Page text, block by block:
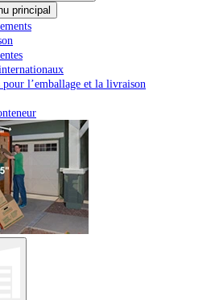
principal
pour l’emballage et la livraison